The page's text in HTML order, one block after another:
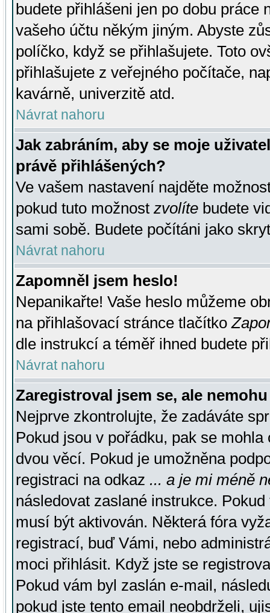
budete přihlášeni jen po dobu práce
vašeho účtu někým jiným. Abyste
políčko, když se přihlašujete. Toto
přihlašujete z veřejného počítače,
kavárně, univerzitě atd.
Návrat nahoru
Jak zabráním, aby se moje
právě přihlášených?
Ve vašem nastavení najděte
pokud tuto možnost zvolíte budete
sami sobě. Budete počítáni jako
Návrat nahoru
Zapomněl jsem heslo!
Nepanikařte! Vaše heslo můžeme
na přihlašovací stránce tlačítko
dle instrukcí a téměř ihned budete
Návrat nahoru
Zaregistroval jsem se, ale
Nejprve zkontrolujte, že zadáváte
Pokud jsou v pořádku, pak se
dvou věcí. Pokud je umožněna
registraci na odkaz ... a je mi méně
následovat zaslané instrukce.
musí být aktivován. Některá fóra
registrací, buď Vámi, nebo
moci přihlásit. Když jste se
Pokud vám byl zaslán e-mail,
pokud jste tento email neobdrželi,